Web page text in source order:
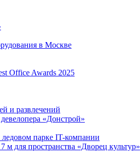
в Москве
Office Awards 2025
и развлечений
«Донстрой»
парке IT-компании
для пространства «Дворец культур»